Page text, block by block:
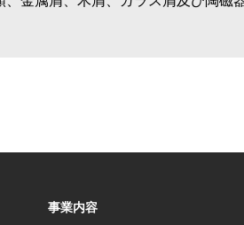
事業内容